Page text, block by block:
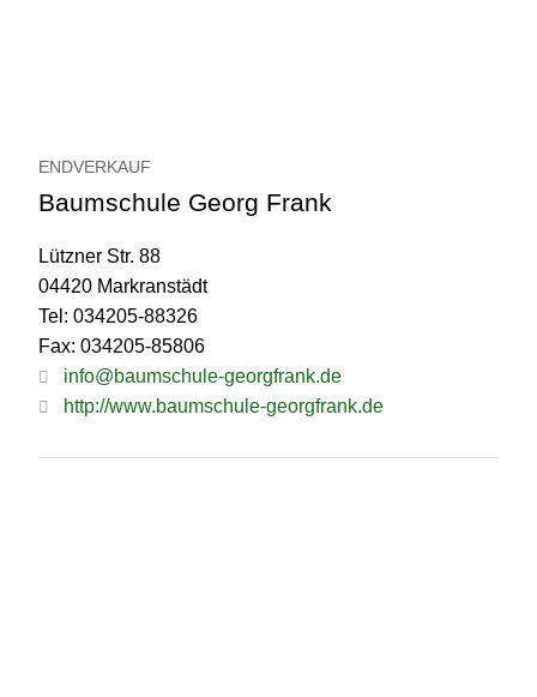
ENDVERKAUF
Baumschule Georg Frank
Lützner Str. 88
04420 Markranstädt
Tel: 034205-88326
Fax: 034205-85806
info@baumschule-georgfrank.de
http://www.baumschule-georgfrank.de